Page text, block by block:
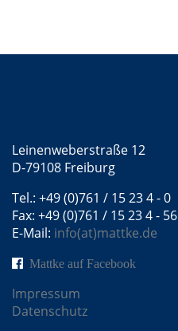
Leinenweberstraße 12
D-79108 Freiburg
Tel.: +49 (0)761 / 15 23 4 - 0
Fax: +49 (0)761 / 15 23 4 - 56
E-Mail: info(at)mattke.de
Mattke auf Facebook
Impressum
Datenschutz